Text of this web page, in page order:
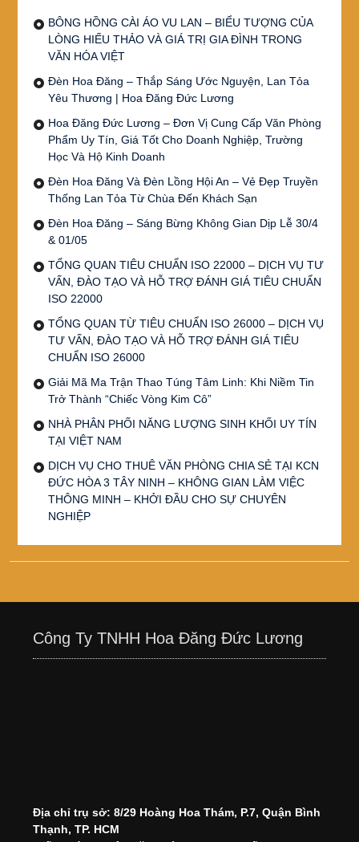
BÔNG HỒNG CÀI ÁO VU LAN – BIỂU TƯỢNG CỦA
LÒNG HIẾU THẢO VÀ GIÁ TRỊ GIA ĐÌNH TRONG
VĂN HÓA VIỆT
Đèn Hoa Đăng – Thắp Sáng Ước Nguyện, Lan Tỏa
Yêu Thương | Hoa Đăng Đức Lương
Hoa Đăng Đức Lương – Đơn Vị Cung Cấp Văn Phòng
Phẩm Uy Tín, Giá Tốt Cho Doanh Nghiệp, Trường
Học Và Hộ Kinh Doanh
Đèn Hoa Đăng Và Đèn Lồng Hội An – Vẻ Đẹp Truyền
Thống Lan Tỏa Từ Chùa Đến Khách Sạn
Đèn Hoa Đăng – Sáng Bừng Không Gian Dịp Lễ 30/4
& 01/05
TỔNG QUAN TIÊU CHUẨN ISO 22000 – DỊCH VỤ TƯ
VẤN, ĐÀO TẠO VÀ HỖ TRỢ ĐÁNH GIÁ TIÊU CHUẨN
ISO 22000
TỔNG QUAN TỪ TIÊU CHUẨN ISO 26000 – DỊCH VỤ
TƯ VẤN, ĐÀO TẠO VÀ HỖ TRỢ ĐÁNH GIÁ TIÊU
CHUẨN ISO 26000
Giải Mã Ma Trận Thao Túng Tâm Linh: Khi Niềm Tin
Trở Thành “Chiếc Vòng Kim Cô”
NHÀ PHÂN PHỐI NĂNG LƯỢNG SINH KHỐI UY TÍN
TẠI VIỆT NAM
DỊCH VỤ CHO THUÊ VĂN PHÒNG CHIA SẺ TẠI KCN
ĐỨC HÒA 3 TÂY NINH – KHÔNG GIAN LÀM VIỆC
THÔNG MINH – KHỞI ĐẦU CHO SỰ CHUYÊN
NGHIỆP
Công Ty TNHH Hoa Đăng Đức Lương
Địa chỉ trụ sở: 8/29 Hoàng Hoa Thám, P.7, Quận Bình
Thạnh, TP. HCM